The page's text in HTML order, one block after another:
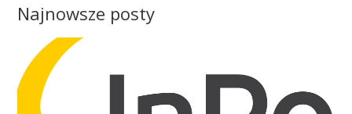
Najnowsze posty